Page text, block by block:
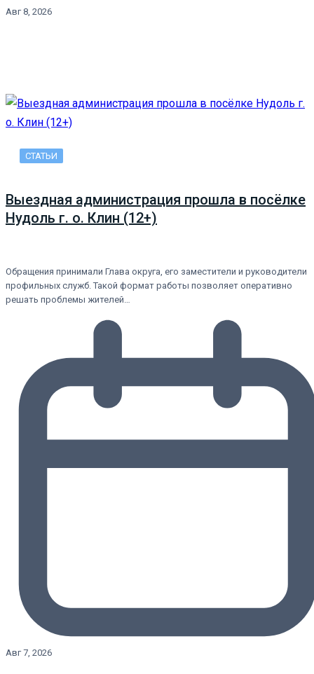
Авг 8, 2026
СТАТЬИ
Выездная администрация прошла в посёлке
Нудоль г. о. Клин (12+)
Обращения принимали Глава округа, его заместители и руководители
профильных служб. Такой формат работы позволяет оперативно
решать проблемы жителей…
Авг 7, 2026